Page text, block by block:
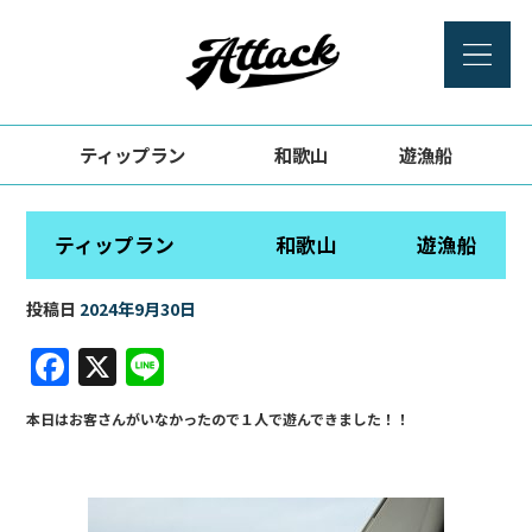
ティップラン 和歌山 遊漁船
ティップラン 和歌山 遊漁船
投稿日 2024年9月30日
F
a
c
X
n
e
本日はお客さんがいなかったので１人で遊んできました！！